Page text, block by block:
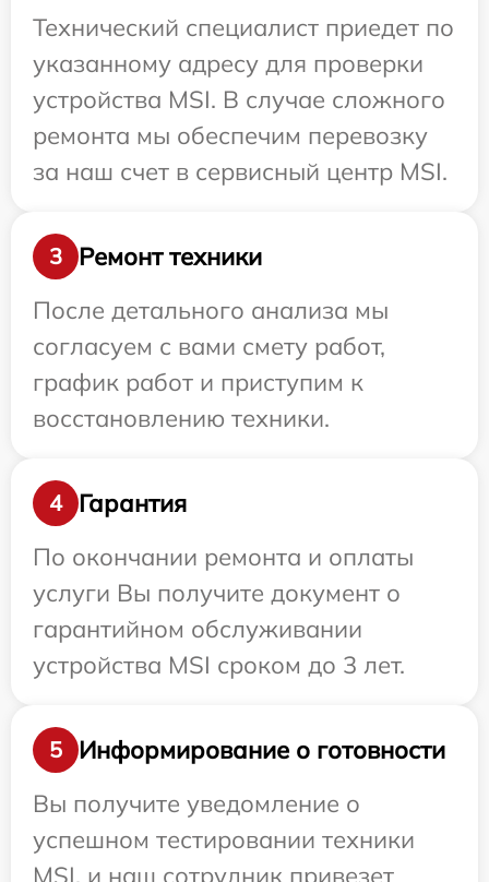
Технический специалист приедет по
указанному адресу для проверки
устройства MSI. В случае сложного
ремонта мы обеспечим перевозку
за наш счет в сервисный центр MSI.
3
Ремонт техники
После детального анализа мы
согласуем с вами смету работ,
график работ и приступим к
восстановлению техники.
4
Гарантия
По окончании ремонта и оплаты
услуги Вы получите документ о
гарантийном обслуживании
устройства MSI сроком до 3 лет.
5
Информирование о готовности
Вы получите уведомление о
успешном тестировании техники
MSI, и наш сотрудник привезет